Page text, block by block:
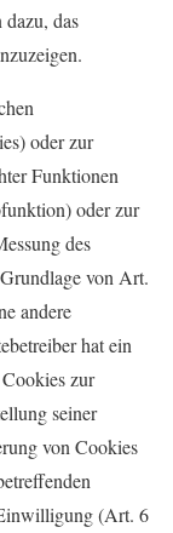
das
oder zur
Funktionen
oder zur
des
von Art.
andere
hat ein
zur
seiner
von Cookies
(Art. 6